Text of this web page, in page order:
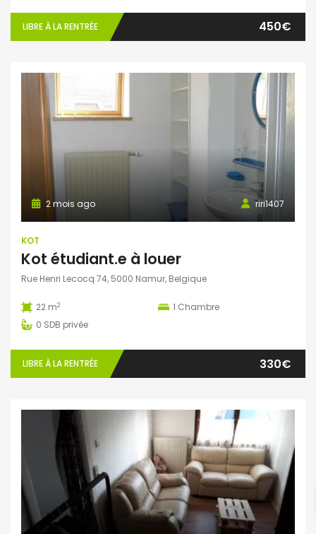
LIBRE À LA RENTRÉE 450€
riri1407
2 mois ago
KOT
Kot étudiant.e à louer
Rue Henri Lecocq 74, 5000 Namur, Belgique
22 m2 1 Chambre
0 SDB privée
LIBRE À LA RENTRÉE 330€